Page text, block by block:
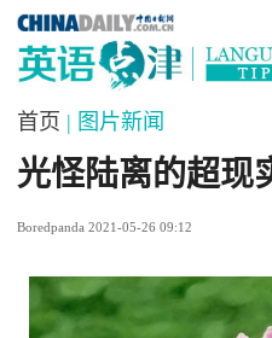
首页 | 图片新闻
光怪陆离的超现
Boredpanda 2021-05-26 09:12